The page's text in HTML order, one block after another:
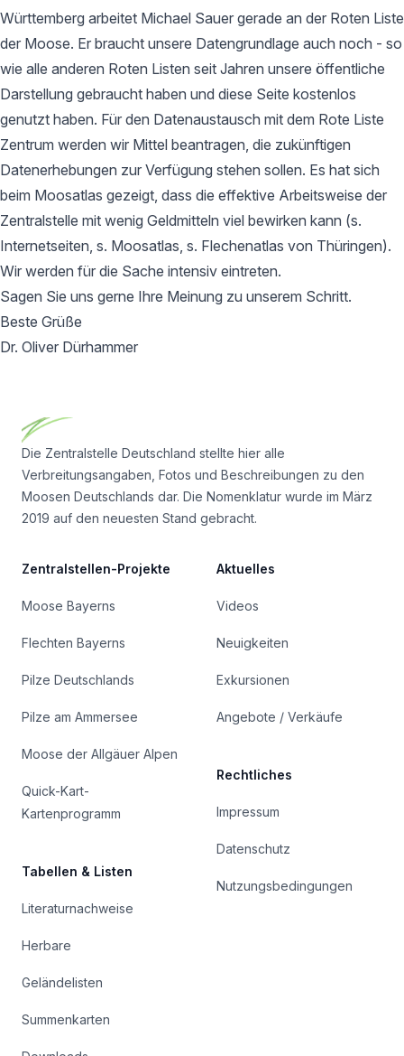
Württemberg arbeitet Michael Sauer gerade an der Roten Liste
der Moose. Er braucht unsere Datengrundlage auch noch - so
wie alle anderen Roten Listen seit Jahren unsere öffentliche
Darstellung gebraucht haben und diese Seite kostenlos
genutzt haben. Für den Datenaustausch mit dem Rote Liste
Zentrum werden wir Mittel beantragen, die zukünftigen
Datenerhebungen zur Verfügung stehen sollen. Es hat sich
beim Moosatlas gezeigt, dass die effektive Arbeitsweise der
Zentralstelle mit wenig Geldmitteln viel bewirken kann (s.
Internetseiten, s. Moosatlas, s. Flechenatlas von Thüringen).
Wir werden für die Sache intensiv eintreten.
Sagen Sie uns gerne Ihre Meinung zu unserem Schritt.
Beste Grüße
Dr. Oliver Dürhammer
Die Zentralstelle Deutschland stellte hier alle
Verbreitungsangaben, Fotos und Beschreibungen zu den
Moosen Deutschlands dar. Die Nomenklatur wurde im März
2019 auf den neuesten Stand gebracht.
Zentralstellen-Projekte
Moose Bayerns
Flechten Bayerns
Pilze Deutschlands
Pilze am Ammersee
Moose der Allgäuer Alpen
Quick-Kart-
Kartenprogramm
Tabellen & Listen
Literaturnachweise
Herbare
Geländelisten
Summenkarten
Aktuelles
Videos
Neuigkeiten
Exkursionen
Angebote / Verkäufe
Rechtliches
Impressum
Datenschutz
Nutzungsbedingungen